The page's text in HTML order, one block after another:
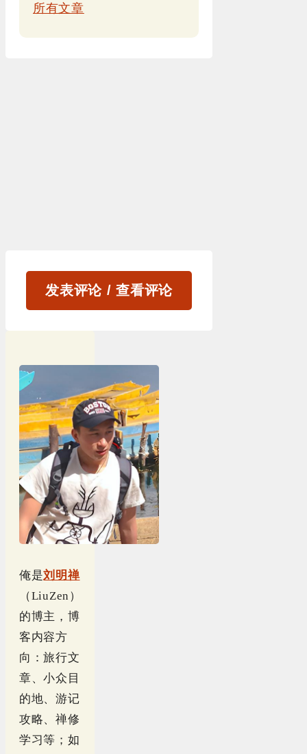
所有文章
发表评论 / 查看评论
俺是刘明禅
（LiuZen）
的博主，博
客内容方
向：旅行文
章、小众目
的地、游记
攻略、禅修
学习等；如